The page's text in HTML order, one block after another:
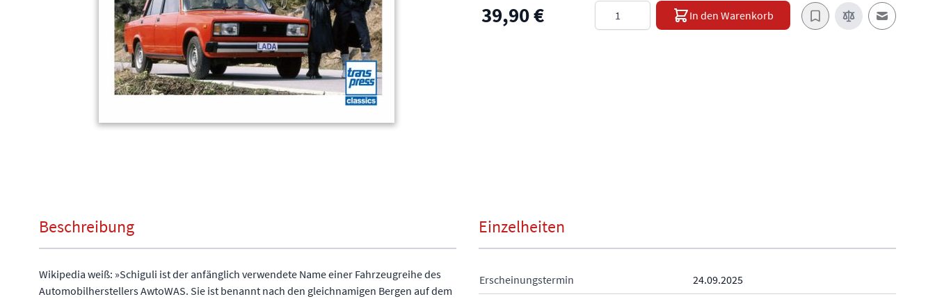
39,90 € In den Warenkorb
E-Mail an
Beschreibung
Wikipedia weiß: »Schiguli ist der anfänglich verwendete Name einer Fahrzeugreihe des
Automobilherstellers AwtoWAS. Sie ist benannt nach den gleichnamigen Bergen auf dem
Einzelheiten
Erscheinungstermin 24.09.2025